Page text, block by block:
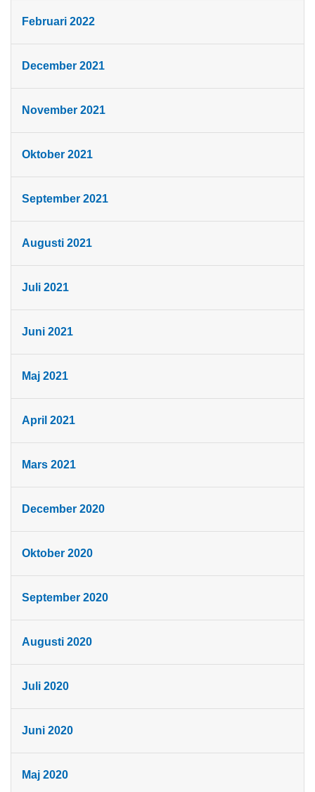
Februari 2022
December 2021
November 2021
Oktober 2021
September 2021
Augusti 2021
Juli 2021
Juni 2021
Maj 2021
April 2021
Mars 2021
December 2020
Oktober 2020
September 2020
Augusti 2020
Juli 2020
Juni 2020
Maj 2020